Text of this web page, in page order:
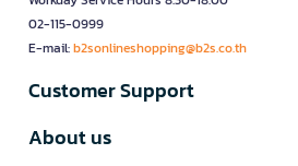
02-115-0999
E-mail:b2sonlineshopping@b2s.co.th
Customer Support
About us